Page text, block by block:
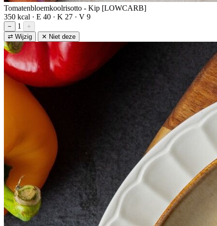
Tomatenbloemkoolrisotto - Kip [LOWCARB]
350 kcal · E 40 · K 27 · V 9
− 1
+
⇄ Wijzig
✕ Niet deze